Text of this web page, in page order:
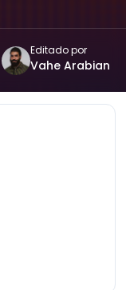
Editado por
Vahe Arabian